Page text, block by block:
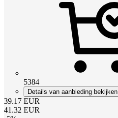
5384
Details van aanbieding bekijken
39.17 EUR
41.32 EUR